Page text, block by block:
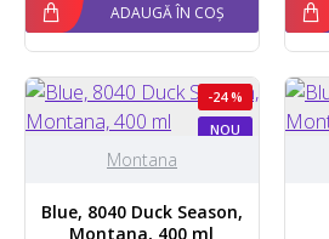
ADAUGĂ ÎN COȘ
NOU
-24 %
Montana
Blue, 8040 Duck Season,
Montana, 400 ml